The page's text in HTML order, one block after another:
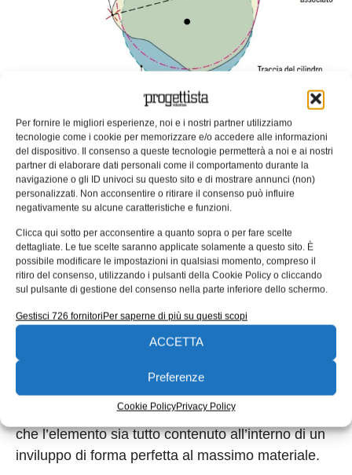
Per fornire le migliori esperienze, noi e i nostri partner utilizziamo
tecnologie come i cookie per memorizzare e/o accedere alle informazioni
del dispositivo. Il consenso a queste tecnologie permetterà a noi e ai nostri
partner di elaborare dati personali come il comportamento durante la
navigazione o gli ID univoci su questo sito e di mostrare annunci (non)
personalizzati. Non acconsentire o ritirare il consenso può influire
negativamente su alcune caratteristiche e funzioni.
Clicca qui sotto per acconsentire a quanto sopra o per fare scelte
dettagliate. Le tue scelte saranno applicate solamente a questo sito. È
possibile modificare le impostazioni in qualsiasi momento, compreso il
ritiro del consenso, utilizzando i pulsanti della Cookie Policy o cliccando
sul pulsante di gestione del consenso nella parte inferiore dello schermo.
Gestisci 726 fornitoriPer saperne di più su questi scopi
ACCETTA
Preferenze
Cookie PolicyPrivacy Policy
Figura 4. Per ottenere una misura coerente del diametro, la
linea immaginaria che congiunge due qualsiasi punti opposti
deve passare per il centro del cerchio ideale associato alla
circonferenziale estratta.
Per ottenere una misura coerente del diametro, la
linea immaginaria che congiunge due qualsiasi
punti opposti deve passare per il centro di questo
cerchio ideale.
Il foro di Figura 5è controllato col principio di
inviluppo o regola di Taylor (modificatore E). Se
non è altrimenti specificato, la condizione di
minimo materiale viene verificata misurando
coppie di punti diametralmente opposti sulla
superficie del foro, mentre la condizione di
massimo materiale viene verificata controllando
che l’elemento sia tutto contenuto all’interno di un
inviluppo di forma perfetta al massimo materiale.